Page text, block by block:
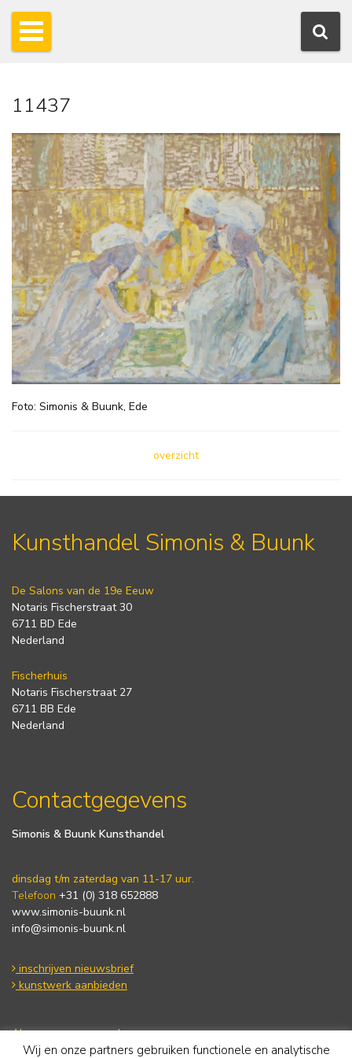
11437
Foto: Simonis & Buunk, Ede
overzicht
Kunsthandel Simonis & Buunk
De Salons van de 19e Eeuw
Notaris Fischerstraat 30
6711 BD Ede
Nederland
Fischerhuis
Notaris Fischerstraat 27
6711 BB Ede
Nederland
Contactgegevens
Simonis & Buunk Kunsthandel
dinsdag t/m zaterdag van 11-17 uur.
Telefoon +31 (0) 318 652888
www.simonis-buunk.nl
info@simonis-buunk.nl
inschrijven nieuwsbrief
kunstwerk aanbieden
Algemene voorwaarden
Privacy statement
Wij en onze partners gebruiken functionele en analytische